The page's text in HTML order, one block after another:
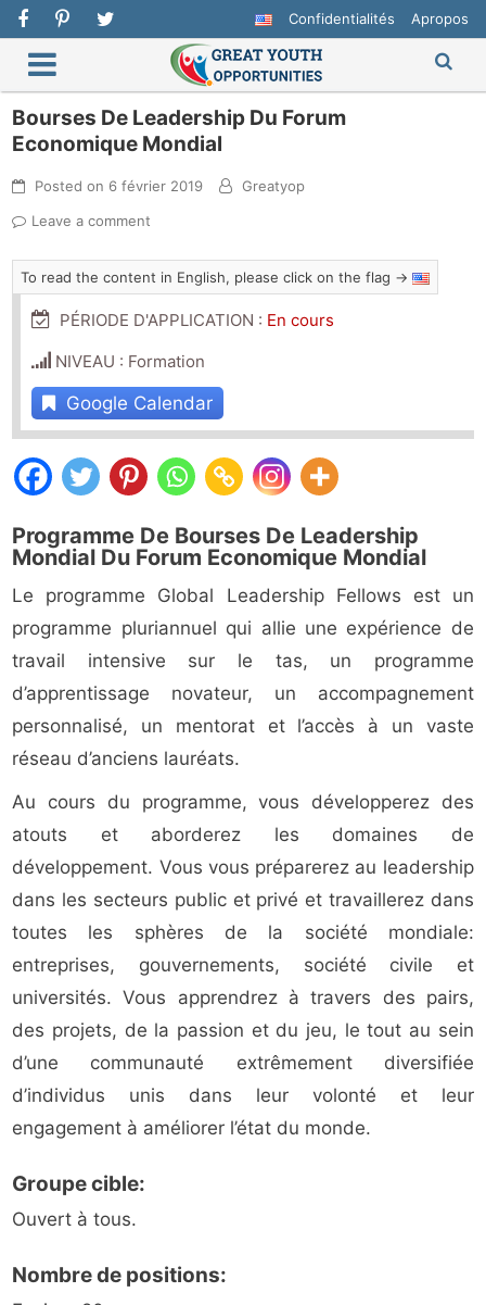
Confidentialités Apropos
Bourses De Leadership Du Forum
Economique Mondial
Posted on 6 février 2019
Greatyop
Leave a comment
To read the content in English, please click on the flag →
PÉRIODE D'APPLICATION : En cours
NIVEAU : Formation
Google Calendar
Programme De Bourses De Leadership
Mondial Du Forum Economique Mondial
Le programme Global Leadership Fellows est un
programme pluriannuel qui allie une expérience de
travail intensive sur le tas, un programme
d’apprentissage novateur, un accompagnement
personnalisé, un mentorat et l’accès à un vaste
réseau d’anciens lauréats.
Au cours du programme, vous développerez des
atouts et aborderez les domaines de
développement. Vous vous préparerez au leadership
dans les secteurs public et privé et travaillerez dans
toutes les sphères de la société mondiale:
entreprises, gouvernements, société civile et
universités. Vous apprendrez à travers des pairs,
des projets, de la passion et du jeu, le tout au sein
d’une communauté extrêmement diversifiée
d’individus unis dans leur volonté et leur
engagement à améliorer l’état du monde.
Groupe cible:
Ouvert à tous.
Nombre de positions: